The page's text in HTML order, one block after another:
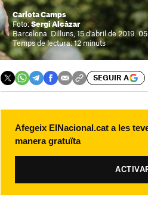
Carlota Camps
Foto:Sergi Alcàzar
Barcelona. Dilluns, 15 d'abril de 2019.
Temps de lectura: 12 minuts
SEGUIR A
Afegeix ElNacional.cat a les
manera gratuïta